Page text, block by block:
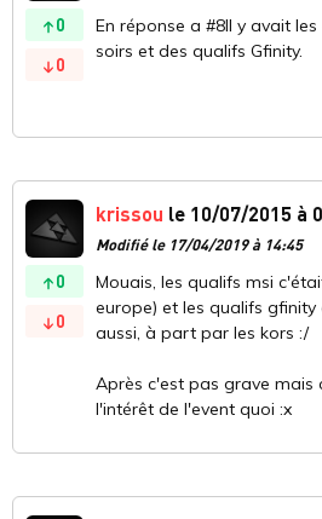
0
0
En réponse a #8Il y avait
soirs et des qualifs Gfinity.
0
0
krissou le 10/07/2015 à
Modifié le 17/04/2019 à 14:45
Mouais, les qualifs msi
europe) et les qualifs
aussi, à part par les kors :/
Après c'est pas grave
l'intérêt de l'event quoi :x